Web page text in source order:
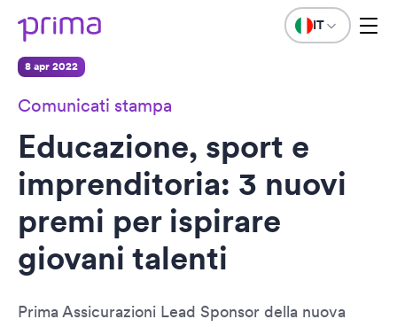
IT
8 apr 2022
Comunicati stampa
Educazione, sport e
imprenditoria: 3 nuovi
premi per ispirare
giovani talenti
Prima Assicurazioni Lead Sponsor della nuova